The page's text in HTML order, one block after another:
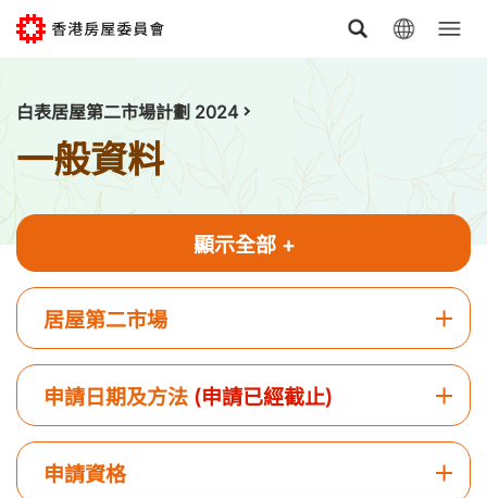
跳至主要內容
白表居屋第二市場計劃 2024
一般資料
顯示全部 +
居屋第二市場
申請日期及方法 (申請已經截止)
申請資格